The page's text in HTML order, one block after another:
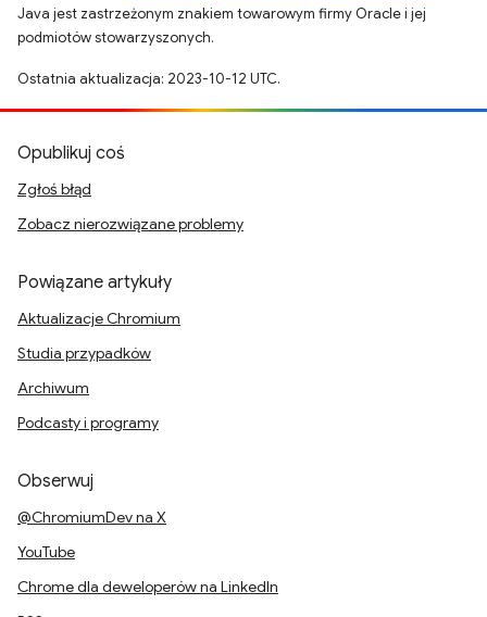
Java jest zastrzeżonym znakiem towarowym firmy Oracle i jej
podmiotów stowarzyszonych.
Ostatnia aktualizacja: 2023-10-12 UTC.
Opublikuj coś
Zgłoś błąd
Zobacz nierozwiązane problemy
Powiązane artykuły
Aktualizacje Chromium
Studia przypadków
Archiwum
Podcasty i programy
Obserwuj
@ChromiumDev na X
YouTube
Chrome dla deweloperów na LinkedIn